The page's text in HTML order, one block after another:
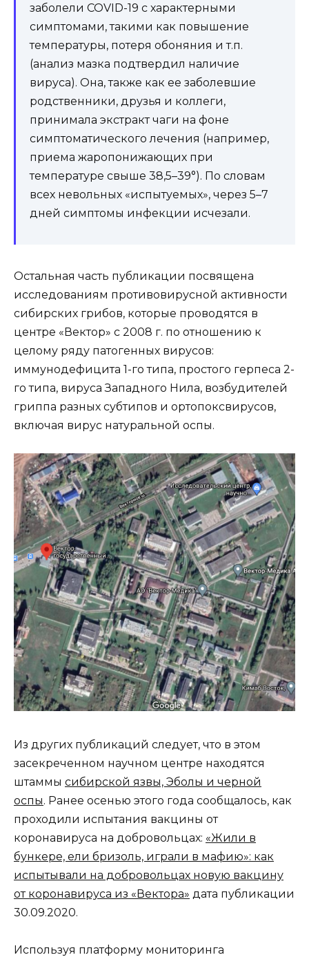
заболели COVID-19 с характерными
симптомами, такими как повышение
температуры, потеря обоняния и т.п.
(анализ мазка подтвердил наличие
вируса). Она, также как ее заболевшие
родственники, друзья и коллеги,
принимала экстракт чаги на фоне
симптоматического лечения (например,
приема жаропонижающих при
температуре свыше 38,5–39°). По словам
всех невольных «испытуемых», через 5–7
дней симптомы инфекции исчезали.
Остальная часть публикации посвящена
исследованиям противовирусной активности
сибирских грибов, которые проводятся в
центре «Вектор» с 2008 г. по отношению к
целому ряду патогенных вирусов:
иммунодефицита 1-го типа, простого герпеса 2-
го типа, вируса Западного Нила, возбудителей
гриппа разных субтипов и ортопоксвирусов,
включая вирус натуральной оспы.
Из других публикаций следует, что в этом
засекреченном научном центре находятся
штаммы сибирской язвы, Эболы и черной
оспы. Ранее осенью этого года сообщалось, как
проходили испытания вакцины от
коронавируса на добровольцах: «Жили в
бункере, ели бризоль, играли в мафию»: как
испытывали на добровольцах новую вакцину
от коронавируса из «Вектора» дата публикации
30.09.2020.
Используя платформу мониторинга